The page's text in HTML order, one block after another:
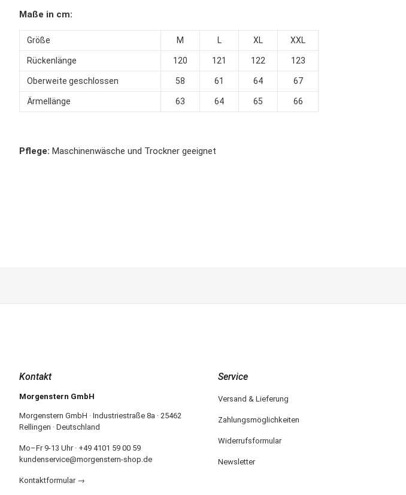
Maße in cm:
Größe M L XL XXL
Rückenlänge 120 121 122 123
Oberweite geschlossen 58 61 64 67
Ärmellänge 63 64 65 66
Pflege: Maschinenwäsche und Trockner geeignet
Kontakt
Morgenstern GmbH
Morgenstern GmbH · Industriestraße 8a · 25462
Rellingen · Deutschland
Mo–Fr 9-13 Uhr · +49 4101 59 00 59
kundenservice@morgenstern-shop.de
Kontaktformular →
Service
Versand & Lieferung
Zahlungsmöglichkeiten
Widerrufsformular
Newsletter